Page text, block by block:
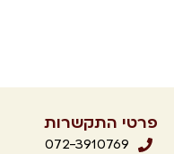
פרטי התקשרות
072-3910769